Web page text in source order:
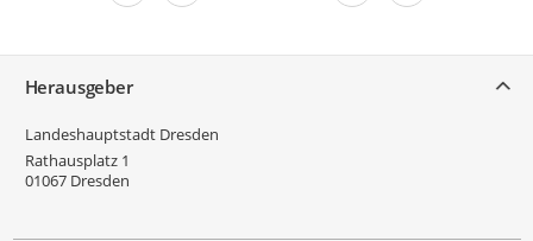
Herausgeber
Landeshauptstadt Dresden
Rathausplatz 1
01067 Dresden